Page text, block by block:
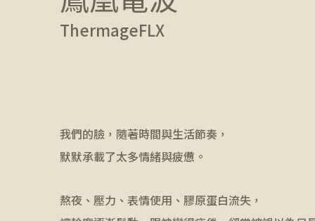
ThermageFLX
我們的臉，隨著時間與生活節奏，
默默承載了太多情緒與疲憊。
熬夜、壓力、表情使用、膠原蛋白流失，